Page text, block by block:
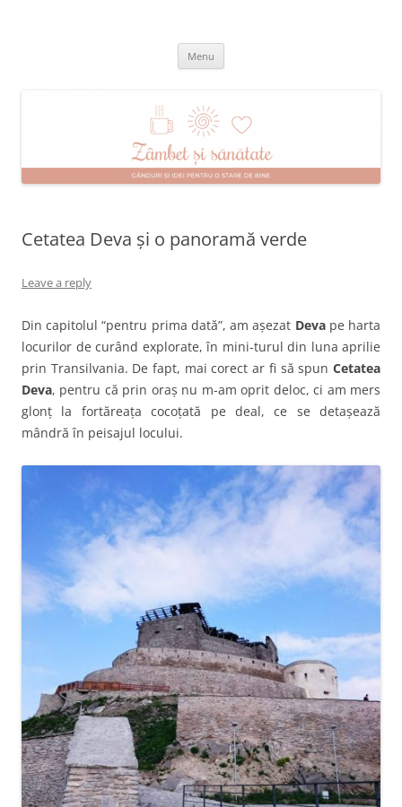
Menu
Cetatea Deva și o panoramă verde
Leave a reply
Din capitolul “pentru prima dată”, am așezat Deva pe harta
locurilor de curând explorate, în mini-turul din luna aprilie
prin Transilvania. De fapt, mai corect ar fi să spun Cetatea
Deva, pentru că prin oraș nu m-am oprit deloc, ci am mers
glonț la fortăreața cocoțată pe deal, ce se detașează
mândră în peisajul locului.